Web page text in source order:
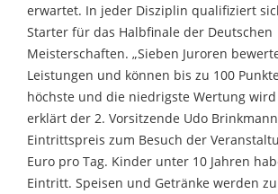
erwartet. In jeder Disziplin qualifiziert
Starter für das Halbfinale der Deutschen
Meisterschaften. „Sieben Juroren
Leistungen und können bis zu 100
höchste und die niedrigste Wertung wird
erklärt der 2. Vorsitzende Udo
Eintrittspreis zum Besuch der
Euro pro Tag. Kinder unter 10 Jahren
Eintritt. Speisen und Getränke werden